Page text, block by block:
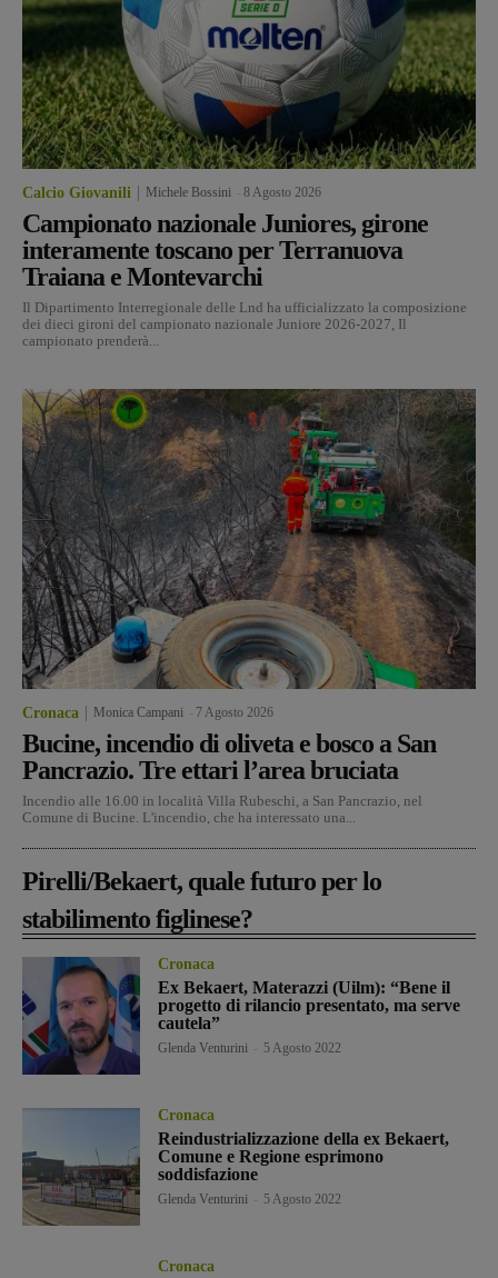
Calcio Giovanili Michele Bossini 8 Agosto 2026
Campionato nazionale Juniores, girone
interamente toscano per Terranuova
Traiana e Montevarchi
Il Dipartimento Interregionale delle Lnd ha ufficializzato la composizione
dei dieci gironi del campionato nazionale Juniore 2026-2027, Il
campionato prenderà...
Cronaca Monica Campani 7 Agosto 2026
Bucine, incendio di oliveta e bosco a San
Pancrazio. Tre ettari l’area bruciata
Incendio alle 16.00 in località Villa Rubeschi, a San Pancrazio, nel
Comune di Bucine. L'incendio, che ha interessato una...
Pirelli/Bekaert, quale futuro per lo
stabilimento figlinese?
Cronaca
Ex Bekaert, Materazzi (Uilm): “Bene il
progetto di rilancio presentato, ma serve
cautela”
Glenda Venturini 5 Agosto 2022
Cronaca
Reindustrializzazione della ex Bekaert,
Comune e Regione esprimono
soddisfazione
Glenda Venturini 5 Agosto 2022
Cronaca